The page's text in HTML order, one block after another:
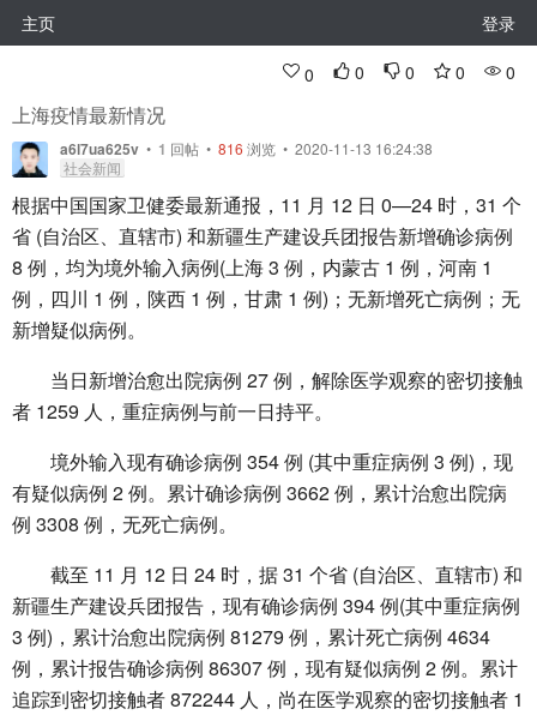
主页 登录
0 0 0 0 0
上海疫情最新情况
a6l7ua625v • 1 回帖 • 816 浏览 • 2020-11-13 16:24:38
社会新闻
根据中国国家卫健委最新通报，11 月 12 日 0—24 时，31 个
省 (自治区、直辖市) 和新疆生产建设兵团报告新增确诊病例
8 例，均为境外输入病例(上海 3 例，内蒙古 1 例，河南 1
例，四川 1 例，陕西 1 例，甘肃 1 例)；无新增死亡病例；无
新增疑似病例。
当日新增治愈出院病例 27 例，解除医学观察的密切接触
者 1259 人，重症病例与前一日持平。
境外输入现有确诊病例 354 例 (其中重症病例 3 例)，现
有疑似病例 2 例。累计确诊病例 3662 例，累计治愈出院病
例 3308 例，无死亡病例。
截至 11 月 12 日 24 时，据 31 个省 (自治区、直辖市) 和
新疆生产建设兵团报告，现有确诊病例 394 例(其中重症病例
3 例)，累计治愈出院病例 81279 例，累计死亡病例 4634
例，累计报告确诊病例 86307 例，现有疑似病例 2 例。累计
追踪到密切接触者 872244 人，尚在医学观察的密切接触者 1